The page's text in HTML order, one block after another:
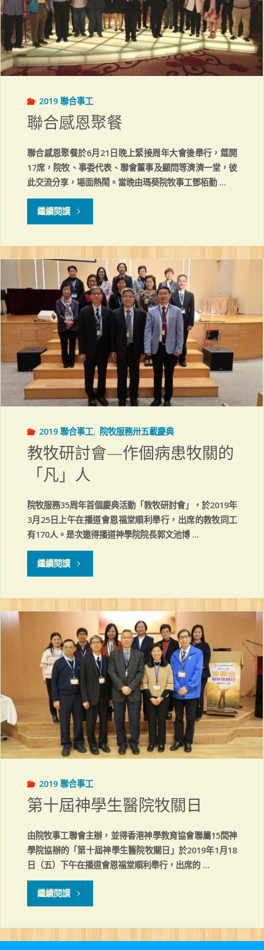
牧
日"
2019 聯合事工
聯合感恩聚餐
聯合感恩聚餐於6月21日晚上緊接周年大會後舉行，筵開
17席，院牧、事委代表、聯會董事及顧問等濟濟一堂，彼
此交流分享，場面熱鬧。當晚由瑪葵院牧事工鄧栢勤 …
繼續閱讀"聯
感
恩
聚
餐"
2019 聯合事工, 院牧服務卅五載慶典
教牧研討會—作個病患牧關的
「凡」人
院牧服務35周年首個慶典活動「教牧研討會」，於2019年
3月25日上午在播道會恩福堂順利舉行，出席的教牧同工
有170人。是次邀得播道神學院院長郭文池博 …
繼續閱讀"教
研
討
會
—
作
個
患
牧
關
的
「凡」
2019 聯合事工
第十屆神學生醫院牧關日
由院牧事工聯會主辦，並得香港神學教育協會聯屬15間神
學院協辦的「第十屆神學生醫院牧關日」於2019年1月18
日（五）下午在播道會恩福堂順利舉行，出席的 …
繼續閱讀"第
屆